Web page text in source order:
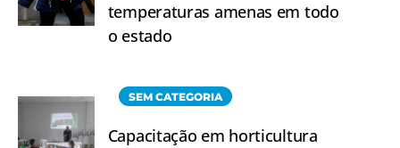
temperaturas amenas em todo
o estado
SEM CATEGORIA
Capacitação em horticultura